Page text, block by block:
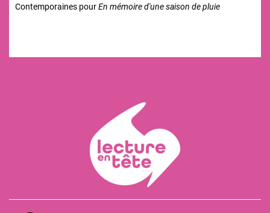
Contemporaines pourEn mémoire d'une saison de pluie